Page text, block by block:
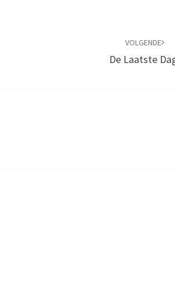
VOLGENDE
De Laatste